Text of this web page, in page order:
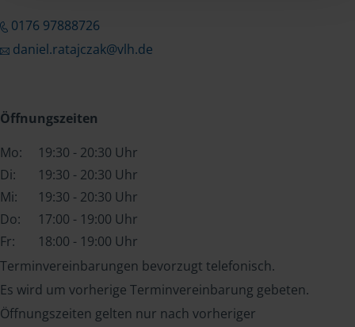
0176 97888726
daniel.ratajczak@vlh.de
Öffnungszeiten
Mo:
19:30 - 20:30 Uhr
Di:
19:30 - 20:30 Uhr
Mi:
19:30 - 20:30 Uhr
Do:
17:00 - 19:00 Uhr
Fr:
18:00 - 19:00 Uhr
Terminvereinbarungen bevorzugt telefonisch.
Es wird um vorherige Terminvereinbarung gebeten.
Öffnungszeiten gelten nur nach vorheriger